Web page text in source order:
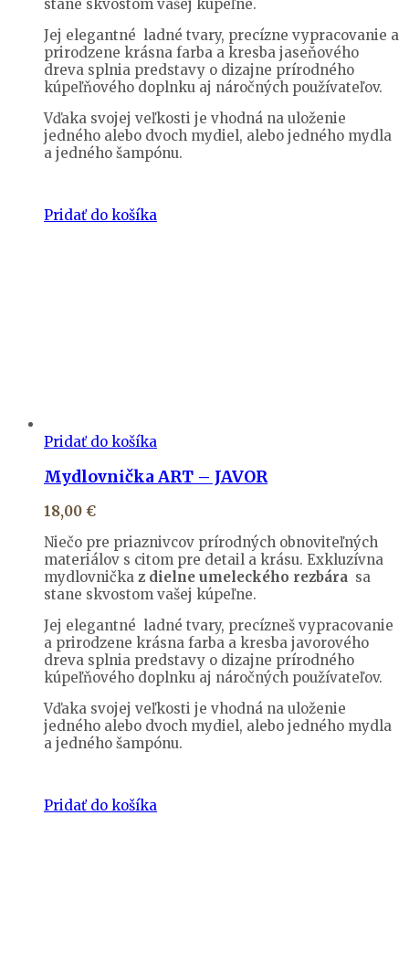
stane skvostom vašej kúpeľne.
Jej elegantné ladné tvary, precízne vypracovanie a
prirodzene krásna farba a kresba jaseňového
dreva splnia predstavy o dizajne prírodného
kúpeľňového doplnku aj náročných používateľov.
Vďaka svojej veľkosti je vhodná na uloženie
jedného alebo dvoch mydiel, alebo jedného mydla
a jedného šampónu.
Pridať do košíka
Pridať do košíka
Mydlovnička ART – JAVOR
18,00 €
Niečo pre priaznivcov prírodných obnoviteľných
materiálov s citom pre detail a krásu. Exkluzívna
mydlovnička z dielne umeleckého rezbára sa
stane skvostom vašej kúpeľne.
Jej elegantné ladné tvary, precízneš vypracovanie
a prirodzene krásna farba a kresba javorového
dreva splnia predstavy o dizajne prírodného
kúpeľňového doplnku aj náročných používateľov.
Vďaka svojej veľkosti je vhodná na uloženie
jedného alebo dvoch mydiel, alebo jedného mydla
a jedného šampónu.
Pridať do košíka